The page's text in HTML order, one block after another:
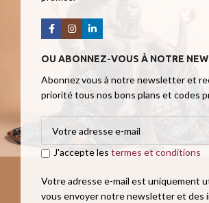
OU ABONNEZ-VOUS À NOTRE
Abonnez vous à notre newsletter et
priorité tous nos bons plans et codes
J'accepte les termes et conditions
Votre adresse e-mail est uniquement
vous envoyer notre newsletter et des